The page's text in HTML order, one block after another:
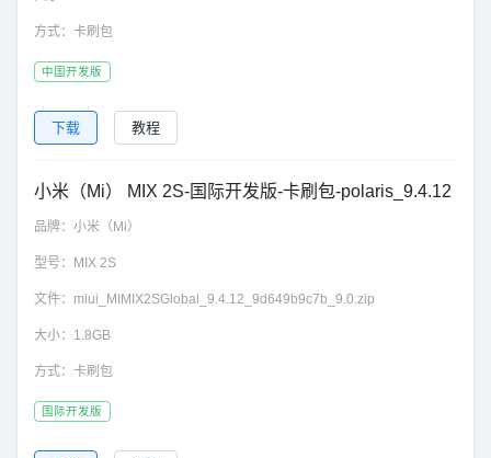
方式： 卡刷包
中国开发版
下载 教程
小米（Mi） MIX 2S-国际开发版-卡刷包-polaris_9.4.12
品牌： 小米（Mi）
型号： MIX 2S
文件： miui_MIMIX2SGlobal_9.4.12_9d649b9c7b_9.0.zip
大小： 1.8GB
方式： 卡刷包
国际开发版